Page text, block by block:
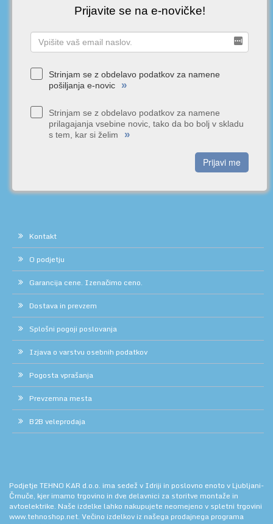
Prijavite se na e-novičke!
Strinjam se z obdelavo podatkov za namene
pošiljanja e-novic
»
Strinjam se z obdelavo podatkov za namene
prilagajanja vsebine novic, tako da bo bolj v skladu
s tem, kar si želim
»
Prijavi me
Kontakt
O podjetju
Garancija cene. Izenačimo ceno.
Dostava in prevzem
Splošni pogoji poslovanja
Izjava o varstvu osebnih podatkov
Pogosta vprašanja
Prevzemna mesta
B2B veleprodaja
Podjetje TEHNO KAR d.o.o. ima sedež v Idriji in poslovno enoto v Ljubljani-
Črnuče, kjer imamo trgovino in dve delavnici za storitve montaže in
avtoelektrike. Naše izdelke lahko nakupujete neomejeno v spletni trgovini
www.tehnoshop.net. Večino izdelkov iz našega prodajnega programa